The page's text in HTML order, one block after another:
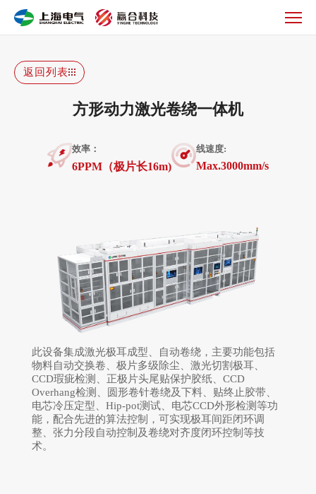
返回列表
方形动力激光卷绕一体机
效率：
6PPM（极片长16m)
线速度:
Max.3000mm/s
此设备集成激光极耳成型、自动卷绕，主要功能包括
物料自动交换卷、极片多级除尘、激光切割极耳、
CCD瑕疵检测、正极片头尾贴保护胶纸、CCD
Overhang检测、圆形卷针卷绕及下料、贴终止胶带、
电芯冷压定型、Hip-pot测试、电芯CCD外形检测等功
能，配合先进的算法控制，可实现极耳间距闭环调
整、张力分段自动控制及卷绕对齐度闭环控制等技
术。